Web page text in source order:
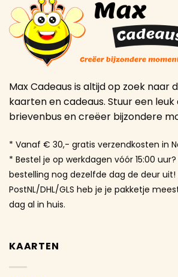
Max Cadeaus is altijd op zoek naar
kaarten en cadeaus. Stuur een
brievenbus en creëer bijzondere
* Vanaf € 30,- gratis verzendkosten in
* Bestel je op werkdagen vóór 15:00
bestelling nog dezelfde dag de deur uit!
PostNL/DHL/GLS heb je je pakketje
dag al in huis.
KAARTEN